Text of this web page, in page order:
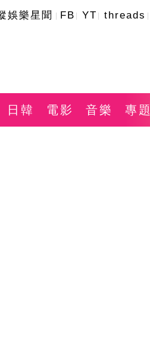
娛樂星聞 FB YT threads
日韓 電影 音樂 專題